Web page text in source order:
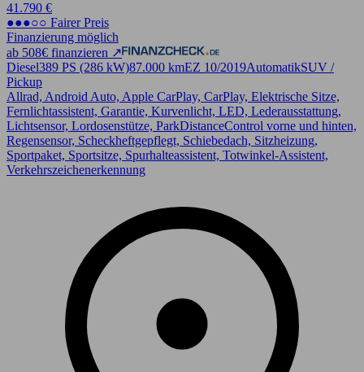
41.790 €
●●●○○ Fairer Preis
Finanzierung möglich
ab 508€ finanzieren ↗
Diesel389 PS (286 kW)87.000 kmEZ 10/2019AutomatikSUV /
Pickup
Allrad, Android Auto, Apple CarPlay, CarPlay, Elektrische Sitze,
Fernlichtassistent, Garantie, Kurvenlicht, LED, Lederausstattung,
Lichtsensor, Lordosenstütze, ParkDistanceControl vorne und hinten,
Regensensor, Scheckheftgepflegt, Schiebedach, Sitzheizung,
Sportpaket, Sportsitze, Spurhalteassistent, Totwinkel-Assistent,
Verkehrszeichenerkennung